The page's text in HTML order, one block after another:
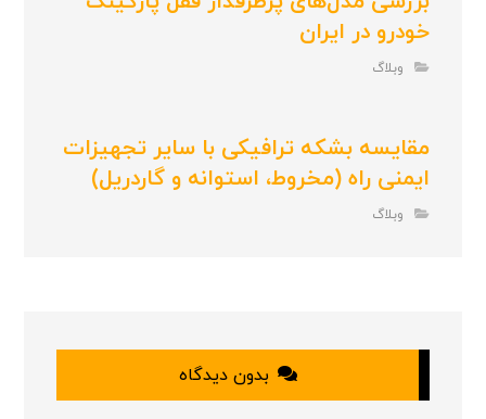
خودرو در ایران
وبلاگ
مقایسه بشکه ترافیکی با سایر تجهیزات
ایمنی راه (مخروط، استوانه و گاردریل)
وبلاگ
بدون دیدگاه